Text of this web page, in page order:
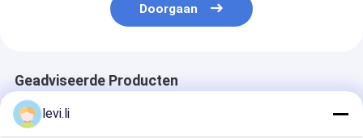
Doorgaan
Geadviseerde Producten
levi.li